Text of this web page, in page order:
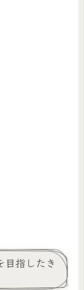
目指したき